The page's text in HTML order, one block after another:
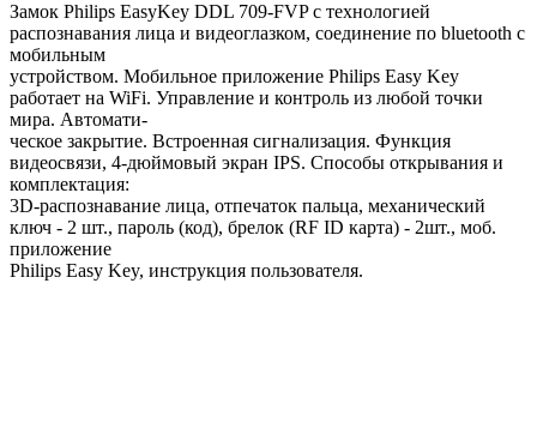
Замок Philips EasyKey DDL 709-FVP с технологией
распознавания лица и видеоглазком, соединение по bluetooth с
мобильным
устройством. Мобильное приложение Philips Easy Key
работает на WiFi. Управление и контроль из любой точки
мира. Автомати-
ческое закрытие. Встроенная сигнализация. Функция
видеосвязи, 4-дюймовый экран IPS. Способы открывания и
комплектация:
3D-распознавание лица, отпечаток пальца, механический
ключ - 2 шт., пароль (код), брелок (RF ID карта) - 2шт., моб.
приложение
Philips Easy Key, инструкция пользователя.